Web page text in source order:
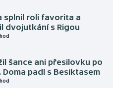
splnil roli favorita a
dvojutkání s Rigou
šance ani přesilovku po
padl s Besiktasem